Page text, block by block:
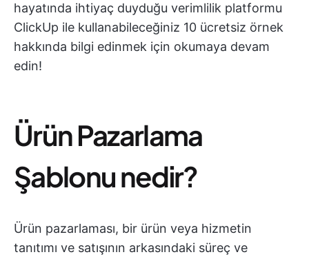
hayatında ihtiyaç duyduğu verimlilik platformu
ClickUp ile kullanabileceğiniz 10 ücretsiz örnek
hakkında bilgi edinmek için okumaya devam
edin!
Ürün Pazarlama
Şablonu nedir?
Ürün pazarlaması, bir ürün veya hizmetin
tanıtımı ve satışının arkasındaki süreç ve